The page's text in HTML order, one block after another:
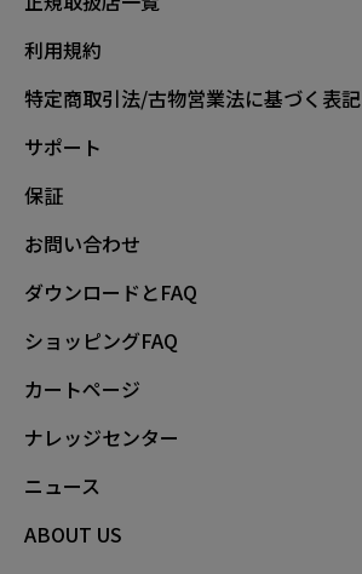
利用規約
特定商取引法/古物営業法に基づく表記
サポート
保証
お問い合わせ
ダウンロードとFAQ
ショッピングFAQ
カートページ
ナレッジセンター
ニュース
ABOUT US